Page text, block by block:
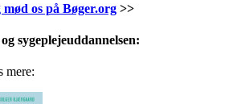
os på Bøger.org>>
sygeplejeuddannelsen:
mere: